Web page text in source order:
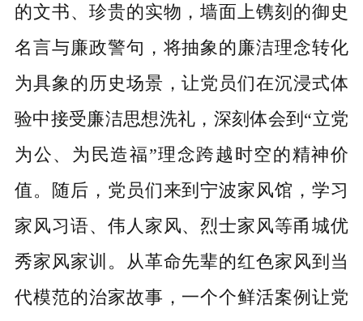
的文书、珍贵的实物，墙面上镌刻的御史
名言与廉政警句，将抽象的廉洁理念转化
为具象的历史场景，让党员们在沉浸式体
验中接受廉洁思想洗礼，深刻体会到“立党
为公、为民造福”理念跨越时空的精神价
值。随后，党员们来到宁波家风馆，学习
家风习语、伟人家风、烈士家风等甬城优
秀家风家训。从革命先辈的红色家风到当
代模范的治家故事，一个个鲜活案例让党